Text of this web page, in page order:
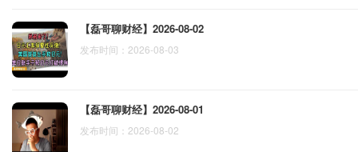
【磊哥聊财经】2026-08-02
发布时间：2026-08-03
【磊哥聊财经】2026-08-01
发布时间：2026-08-02